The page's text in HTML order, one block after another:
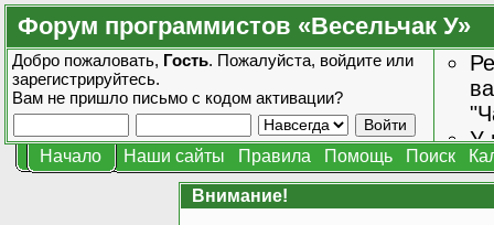
Форум программистов «Весельчак У»
Добро пожаловать, Гость. Пожалуйста, войдите или
зарегистрируйтесь.
Вам не пришло письмо с кодом активации?
У
Начало Наши сайты Правила Помощь Поиск
Внимание!